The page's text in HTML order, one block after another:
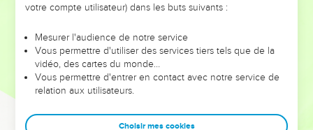
leur foi ou leur vision. Mais on voit moins les doutes, les erreurs
et les saisons difficiles qu'ils ont traversés, alors même que ce
sont elles qui les ont façonnés.
Dans cette conférence, leaders, entrepreneurs, et responsables
clés pour avancer avec plus de sagesse afin que leurs erreurs
votre compte utilisateur) dans les buts suivants :
Mesurer l'audience de notre service
Vous permettre d'utiliser des services tiers tels que de la
vidéo, des cartes du monde…
Vous permettre d'entrer en contact avec notre service de
relation aux utilisateurs.
Choisir mes cookies